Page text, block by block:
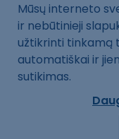
Mūsų interneto
ir nebūtinieji
užtikrinti tinkamą
automatiškai ir
sutikimas.